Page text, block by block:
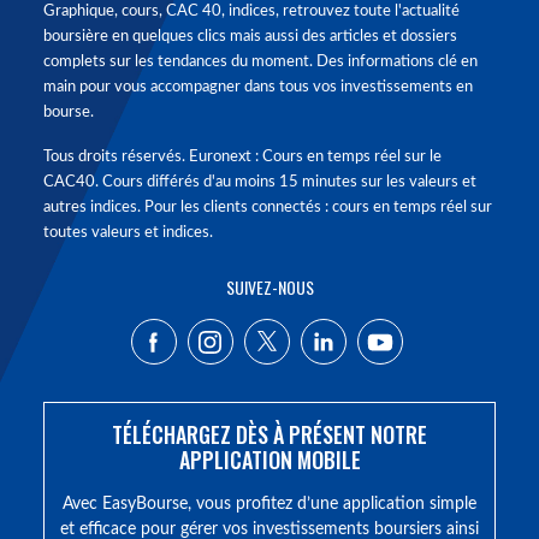
Graphique, cours, CAC 40, indices, retrouvez toute l'actualité
boursière en quelques clics mais aussi des articles et dossiers
complets sur les tendances du moment. Des informations clé en
main pour vous accompagner dans tous vos investissements en
bourse.
Tous droits réservés. Euronext : Cours en temps réel sur le
CAC40. Cours différés d'au moins 15 minutes sur les valeurs et
autres indices. Pour les clients connectés : cours en temps réel sur
toutes valeurs et indices.
SUIVEZ-NOUS
TÉLÉCHARGEZ DÈS À PRÉSENT NOTRE
APPLICATION MOBILE
Avec EasyBourse, vous profitez d’une application simple
et efficace pour gérer vos investissements boursiers ainsi